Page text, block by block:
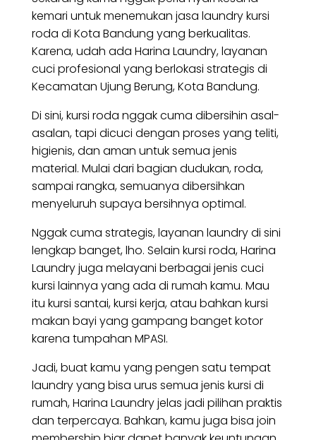
kemari untuk menemukan jasa laundry kursi
roda di Kota Bandung yang berkualitas.
Karena, udah ada Harina Laundry, layanan
cuci profesional yang berlokasi strategis di
Kecamatan Ujung Berung, Kota Bandung.
Di sini, kursi roda nggak cuma dibersihin asal-
asalan, tapi dicuci dengan proses yang teliti,
higienis, dan aman untuk semua jenis
material. Mulai dari bagian dudukan, roda,
sampai rangka, semuanya dibersihkan
menyeluruh supaya bersihnya optimal.
Nggak cuma strategis, layanan laundry di sini
lengkap banget, lho. Selain kursi roda, Harina
Laundry juga melayani berbagai jenis cuci
kursi lainnya yang ada di rumah kamu. Mau
itu kursi santai, kursi kerja, atau bahkan kursi
makan bayi yang gampang banget kotor
karena tumpahan MPASI.
Jadi, buat kamu yang pengen satu tempat
laundry yang bisa urus semua jenis kursi di
rumah, Harina Laundry jelas jadi pilihan praktis
dan terpercaya. Bahkan, kamu juga bisa join